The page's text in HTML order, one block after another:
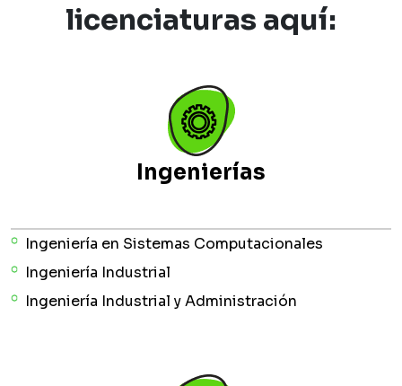
licenciaturas aquí:
Ingenierías
Ingeniería en Sistemas Computacionales
Ingeniería Industrial
Ingeniería Industrial y Administración